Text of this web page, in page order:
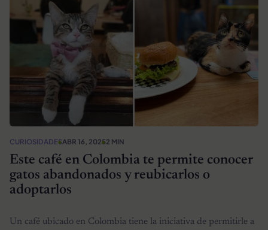
CURIOSIDADESABR 16, 20252 MIN
Este café en Colombia te permite conocer
gatos abandonados y reubicarlos o
adoptarlos
Un café ubicado en Colombia tiene la iniciativa de permitirle a